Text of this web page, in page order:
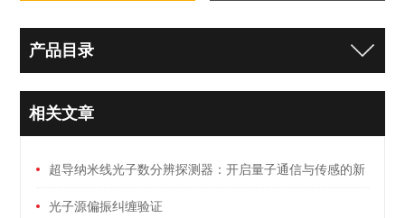
产品目录
相关文章
超导纳米线光子数分辨探测器：开启量子通信与传感的新
纪元光子源偏振纠缠验证